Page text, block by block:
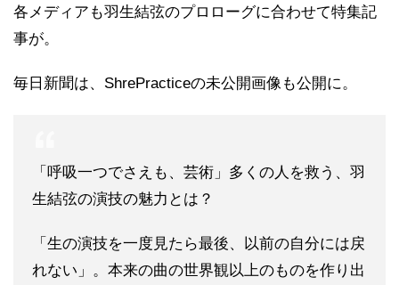
各メディアも羽生結弦のプロローグに合わせて特集記
事が。
毎日新聞は、ShrePracticeの未公開画像も公開に。
「呼吸一つでさえも、芸術」多くの人を救う、羽
生結弦の演技の魅力とは？
「生の演技を一度見たら最後、以前の自分には戻
れない」。本来の曲の世界観以上のものを作り出